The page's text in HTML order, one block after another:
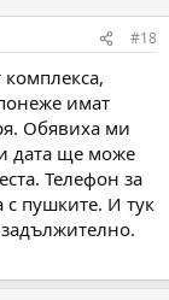
#18
имат
Обявиха ми
дата ще може
Телефон за
с пушките. И тук